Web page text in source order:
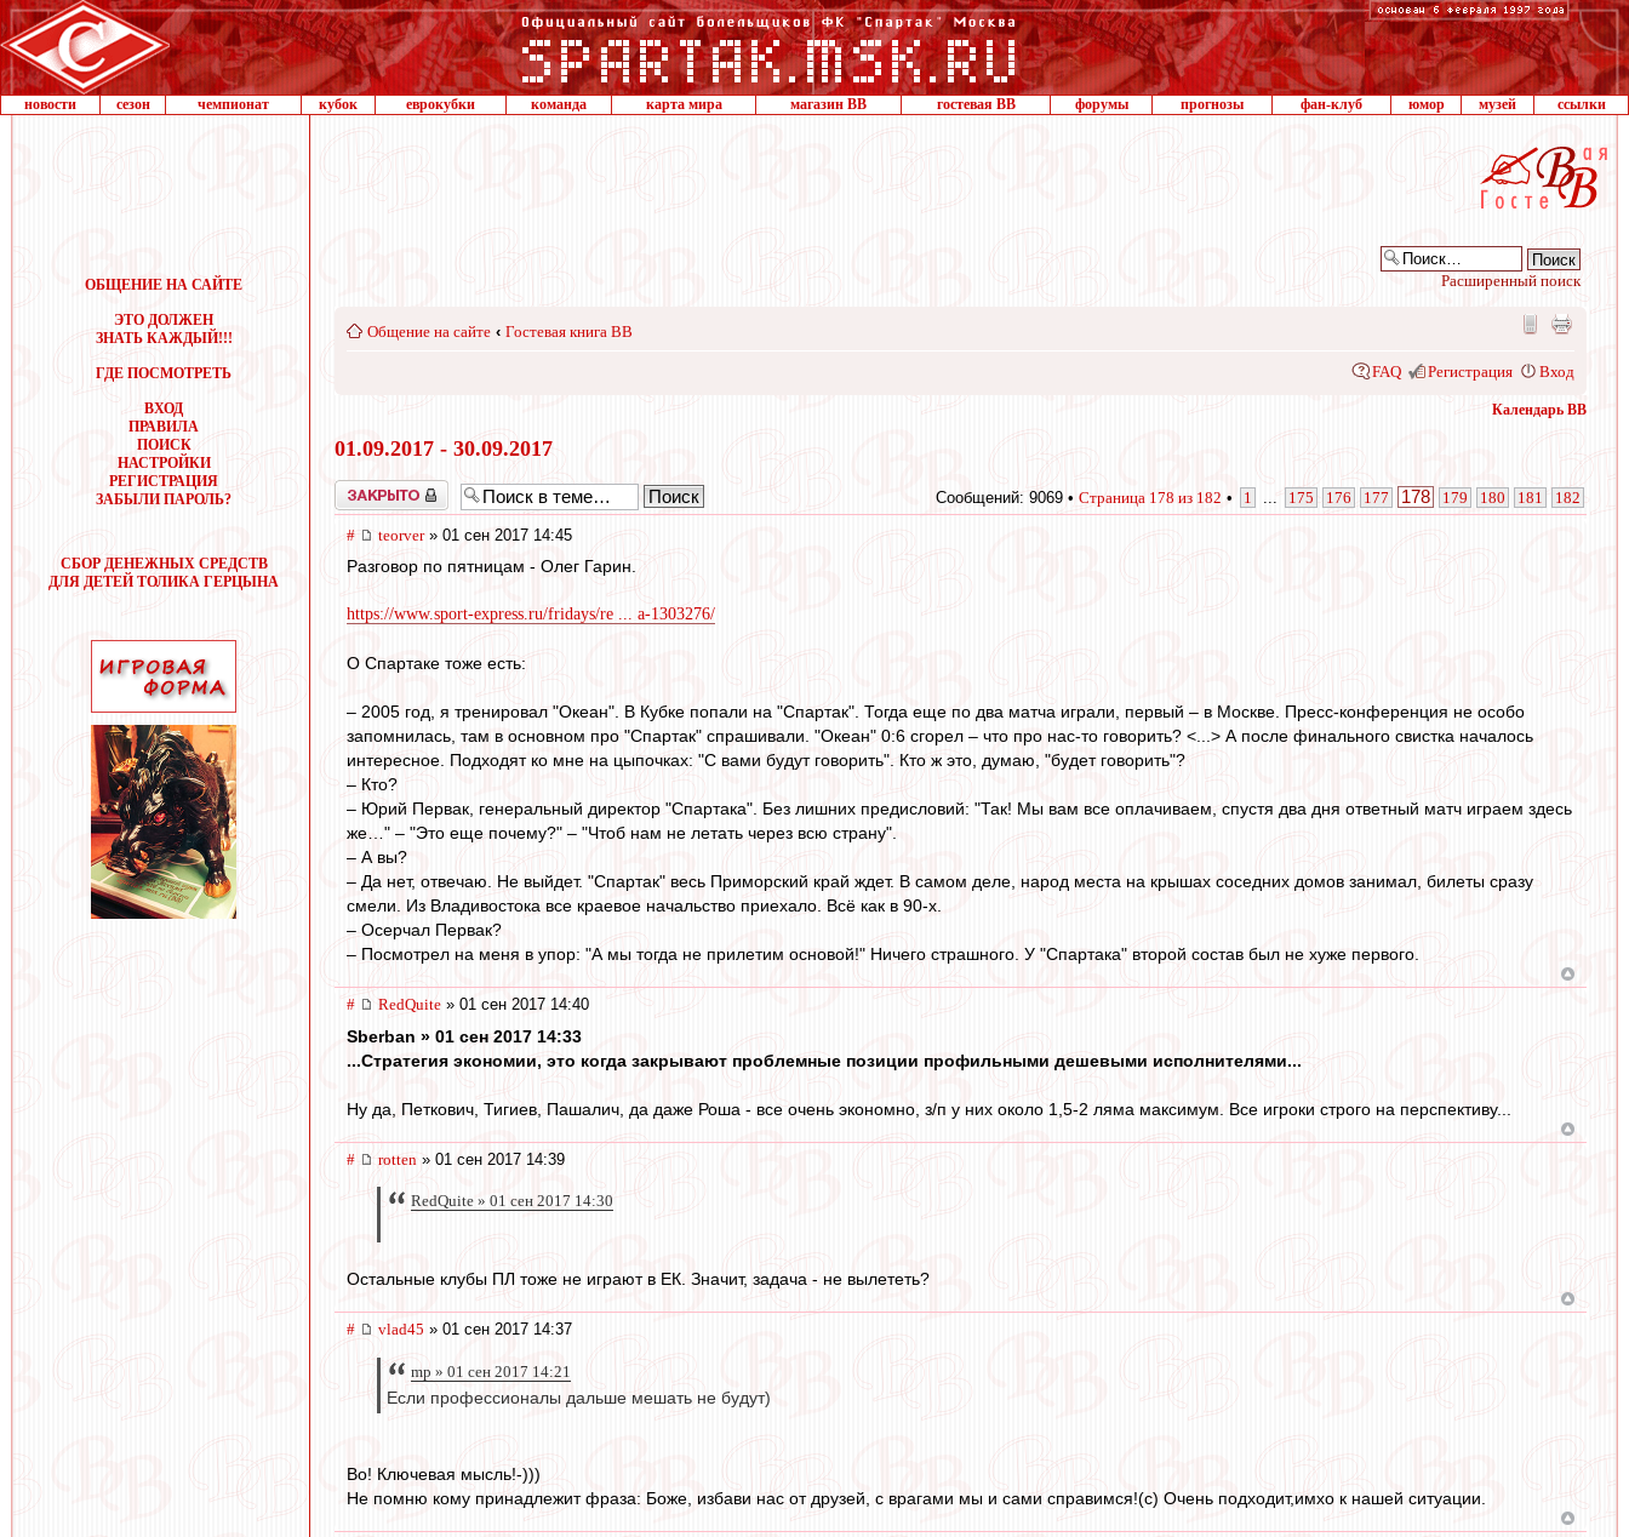
новости сезон чемпионат кубок еврокубки команда карта мира магазин ВВ гостевая ВВ форумы прогнозы фан-клуб юмор музей ссылки
ОБЩЕНИЕ НА САЙТЕ
ЭТО ДОЛЖЕН
ЗНАТЬ КАЖДЫЙ!!!
ГДЕ ПОСМОТРЕТЬ
ВХОД
ПРАВИЛА
ПОИСК
НАСТРОЙКИ
РЕГИСТРАЦИЯ
ЗАБЫЛИ ПАРОЛЬ?
СБОР ДЕНЕЖНЫХ СРЕДСТВ
ДЛЯ ДЕТЕЙ ТОЛИКА ГЕРЦЫНА
Расширенный поиск
Общение на сайте ‹ Гостевая книга ВВ
FAQ Регистрация Вход
Календарь ВВ
01.09.2017 - 30.09.2017
Закрыто Сообщений: 9069 • Страница 178 из 182 • 1 175 176 177 178 179 180 181 182
# teorver» 01 сен 2017 14:45
Разговор по пятницам - Олег Гарин.
https://www.sport-express.ru/fridays/re ... a-1303276/
О Спартаке тоже есть:
– 2005 год, я тренировал "Океан". В Кубке попали на "Спартак". Тогда еще по два матча играли, первый – в Москве. Пресс-конференция не особо
запомнилась, там в основном про "Спартак" спрашивали. "Океан" 0:6 сгорел – что про нас-то говорить? <...> А после финального свистка началось
интересное. Подходят ко мне на цыпочках: "С вами будут говорить". Кто ж это, думаю, "будет говорить"?
– Кто?
– Юрий Первак, генеральный директор "Спартака". Без лишних предисловий: "Так! Мы вам все оплачиваем, спустя два дня ответный матч играем здесь
же…" – "Это еще почему?" – "Чтоб нам не летать через всю страну".
– А вы?
– Да нет, отвечаю. Не выйдет. "Спартак" весь Приморский край ждет. В самом деле, народ места на крышах соседних домов занимал, билеты сразу
смели. Из Владивостока все краевое начальство приехало. Всё как в 90-х.
– Осерчал Первак?
– Посмотрел на меня в упор: "А мы тогда не прилетим основой!" Ничего страшного. У "Спартака" второй состав был не хуже первого.
# RedQuite » 01 сен 2017 14:40
Sberban » 01 сен 2017 14:33
...Стратегия экономии, это когда закрывают проблемные позиции профильными дешевыми исполнителями...
Ну да, Петкович, Тигиев, Пашалич, да даже Роша - все очень экономно, з/п у них около 1,5-2 ляма максимум. Все игроки строго на перспективу...
# rotten » 01 сен 2017 14:39
RedQuite » 01 сен 2017 14:30
Остальные клубы ПЛ тоже не играют в ЕК. Значит, задача - не вылететь?
# vlad45 » 01 сен 2017 14:37
mp » 01 сен 2017 14:21
Если профессионалы дальше мешать не будут)
Во! Ключевая мысль!-)))
Не помню кому принадлежит фраза: Боже, избави нас от друзей, с врагами мы и сами справимся!(с) Очень подходит,имхо к нашей ситуации.